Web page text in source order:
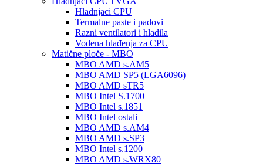
Hladnjaci CPU
Termalne paste i padovi
Razni ventilatori i hladila
Vodena hlađenja za CPU
Matične ploče - MBO
MBO AMD s.AM5
MBO AMD SP5 (LGA6096)
MBO AMD sTR5
MBO Intel S.1700
MBO Intel s.1851
MBO Intel ostali
MBO AMD s.AM4
MBO AMD s.SP3
MBO Intel s.1200
MBO AMD s.WRX80